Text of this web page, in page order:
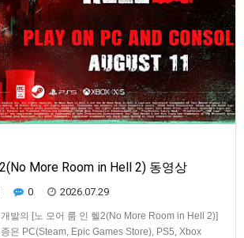
More Room in Hell 2) 동영상
0 2026.07.29
발의 [노 모어 룸 인 헬2(No More Room in Hell 2)]
은 PC(Steam, Epic Games Store), PS5, Xbox